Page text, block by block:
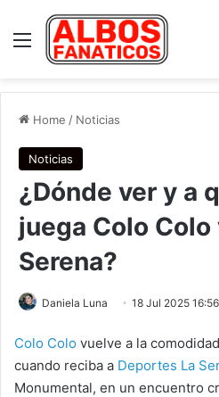
Menu
Home / Noticias
Noticias
¿Dónde ver y a
juega Colo Colo
Serena?
Daniela Luna 18 Jul 2025 16:56
Colo Colo vuelve a la
cuando reciba a Deportes La
Monumental, en un encuentro